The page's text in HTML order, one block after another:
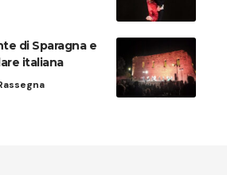
di Sparagna e
italiana